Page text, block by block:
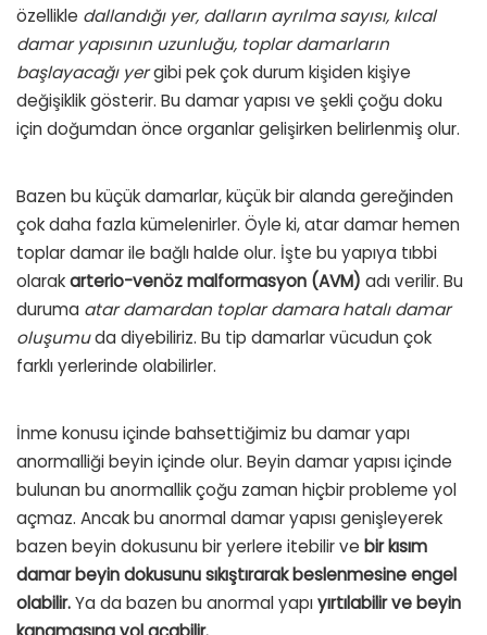
özellikle dallandığı yer, dalların ayrılma sayısı, kılcal
damar yapısının uzunluğu, toplar damarların
başlayacağı yergibi pek çok durum kişiden kişiye
değişiklik gösterir. Bu damar yapısı ve şekli çoğu doku
için doğumdan önce organlar gelişirken belirlenmiş olur.
Bazen bu küçük damarlar, küçük bir alanda gereğinden
çok daha fazla kümelenirler. Öyle ki, atar damar hemen
toplar damar ile bağlı halde olur. İşte bu yapıya tıbbi
olarakarterio-venöz malformasyon (AVM) adı verilir. Bu
duruma atar damardan toplar damara hatalı damar
oluşumuda diyebiliriz. Bu tip damarlar vücudun çok
farklı yerlerinde olabilirler.
İnme konusu içinde bahsettiğimiz bu damar yapı
anormalliği beyin içinde olur. Beyin damar yapısı içinde
bulunan bu anormallik çoğu zaman hiçbir probleme yol
açmaz. Ancak bu anormal damar yapısı genişleyerek
bazen beyin dokusunu bir yerlere itebilir ve bir kısım
damar beyin dokusunu sıkıştırarak beslenmesine engel
olabilir.Ya da bazen bu anormal yapıyırtılabilir ve beyin